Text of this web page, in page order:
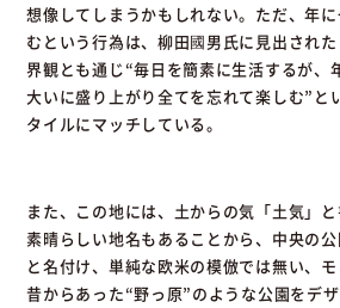
想像してしまうかもしれない。ただ、年
むという行為は、柳田國男氏に見出され
界観とも通じ“毎日を簡素に生活するが、
大いに盛り上がり全てを忘れて楽しむ”と
タイルにマッチしている。
また、この地には、土からの気「土気」
素晴らしい地名もあることから、中央の公
と名付け、単純な欧米の模倣では無い、
昔からあった“野っ原”のような公園をデザ